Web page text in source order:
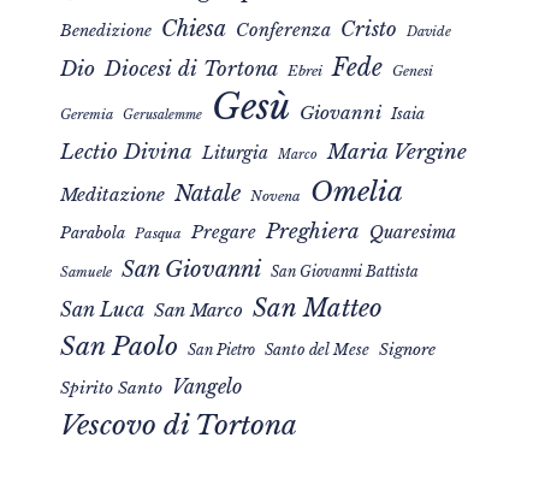
Benedizione Chiesa Conferenza Cristo Davide
Dio Diocesi di Tortona Ebrei Fede Genesi
Geremia Gerusalemme Gesù Giovanni Isaia
Lectio Divina Liturgia Marco Maria Vergine
Meditazione Natale Novena Omelia
Parabola Pasqua Pregare Preghiera Quaresima
Samuele San Giovanni San Giovanni Battista
San Luca San Marco San Matteo
San Paolo San Pietro Santo del Mese Signore
Spirito Santo Vangelo
Vescovo di Tortona